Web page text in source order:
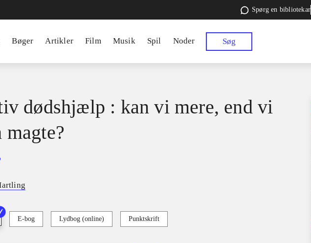
Spørg en bibliotekar
Bøger Artikler Film Musik Spil Noder Søg
dødshjælp : kan vi mere, end vi
magte?
E-bog Lydbog (online) Punktskrift